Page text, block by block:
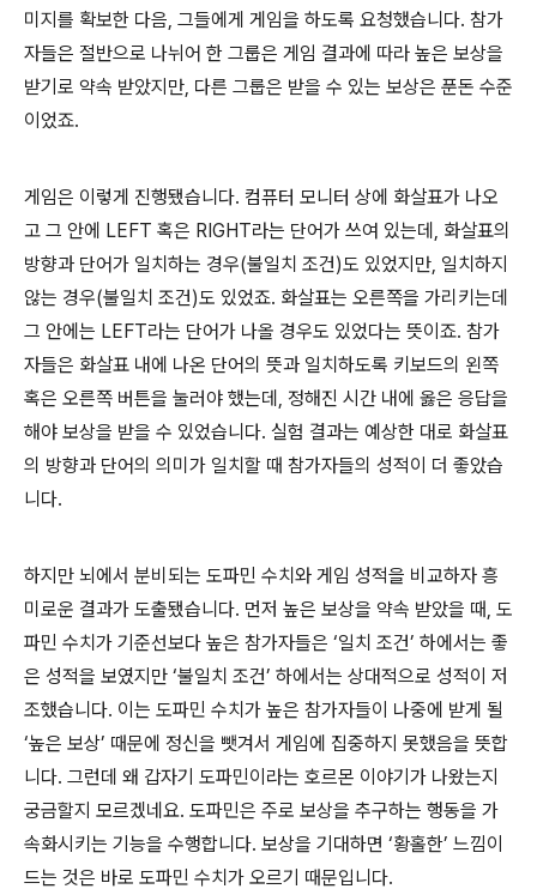
미지를 확보한 다음, 그들에게 게임을 하도록 요청했습니다. 참가
자들은 절반으로 나뉘어 한 그룹은 게임 결과에 따라 높은 보상을
받기로 약속 받았지만, 다른 그룹은 받을 수 있는 보상은 푼돈 수준
이었죠.
게임은 이렇게 진행됐습니다. 컴퓨터 모니터 상에 화살표가 나오
고 그 안에 LEFT 혹은 RIGHT라는 단어가 쓰여 있는데, 화살표의
방향과 단어가 일치하는 경우(불일치 조건)도 있었지만, 일치하지
않는 경우(불일치 조건)도 있었죠. 화살표는 오른쪽을 가리키는데
그 안에는 LEFT라는 단어가 나올 경우도 있었다는 뜻이죠. 참가
자들은 화살표 내에 나온 단어의 뜻과 일치하도록 키보드의 왼쪽
혹은 오른쪽 버튼을 눌러야 했는데, 정해진 시간 내에 옳은 응답을
해야 보상을 받을 수 있었습니다. 실험 결과는 예상한 대로 화살표
의 방향과 단어의 의미가 일치할 때 참가자들의 성적이 더 좋았습
니다.
하지만 뇌에서 분비되는 도파민 수치와 게임 성적을 비교하자 흥
미로운 결과가 도출됐습니다. 먼저 높은 보상을 약속 받았을 때, 도
파민 수치가 기준선보다 높은 참가자들은 ‘일치 조건’ 하에서는 좋
은 성적을 보였지만 ‘불일치 조건’ 하에서는 상대적으로 성적이 저
조했습니다. 이는 도파민 수치가 높은 참가자들이 나중에 받게 될
‘높은 보상’ 때문에 정신을 뺏겨서 게임에 집중하지 못했음을 뜻합
니다. 그런데 왜 갑자기 도파민이라는 호르몬 이야기가 나왔는지
궁금할지 모르겠네요. 도파민은 주로 보상을 추구하는 행동을 가
속화시키는 기능을 수행합니다. 보상을 기대하면 ‘황홀한’ 느낌이
드는 것은 바로 도파민 수치가 오르기 때문입니다.